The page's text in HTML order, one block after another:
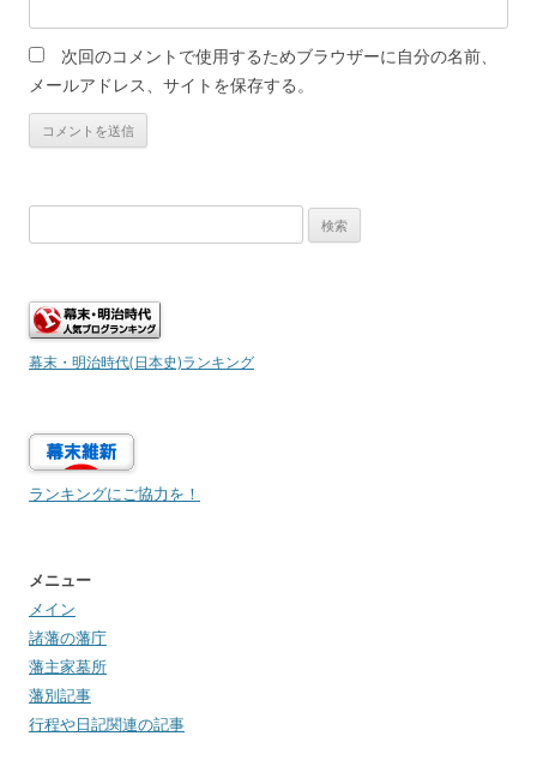
次回のコメントで使用するためブラウザーに自分の名前、
メールアドレス、サイトを保存する。
索:
幕末・明治時代(日本史)ランキング
ランキングにご協力を！
メニュー
メイン
諸藩の藩庁
藩主家墓所
藩別記事
行程や日記関連の記事